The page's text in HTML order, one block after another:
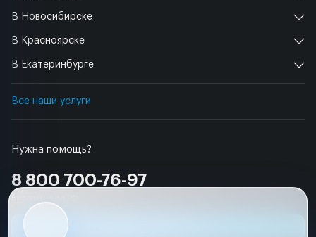
Нужна помощь?
8 800 700-76-97
В Новосибирске
В Красноярске
В Екатеринбурге
Все наши услуги